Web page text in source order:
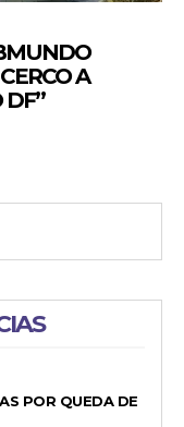
A
DF”
POR QUEDA DE